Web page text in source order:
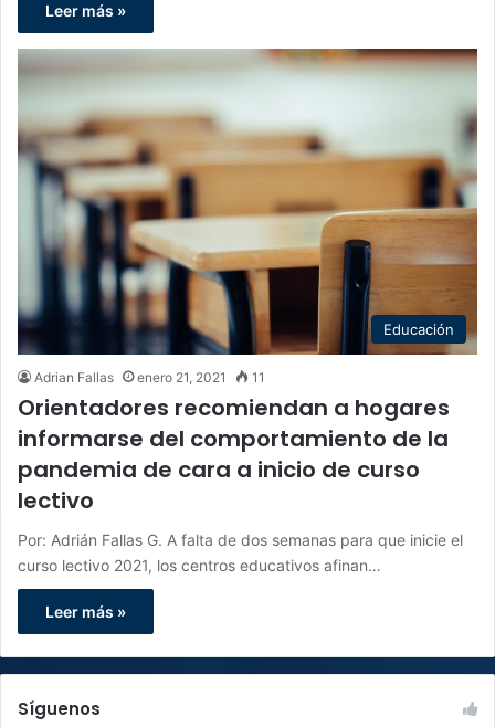
Leer más »
Educación
Adrian Fallas enero 21, 2021 11
Orientadores recomiendan a hogares
informarse del comportamiento de la
pandemia de cara a inicio de curso
lectivo
Por: Adrián Fallas G. A falta de dos semanas para que inicie el
curso lectivo 2021, los centros educativos afinan…
Leer más »
Síguenos